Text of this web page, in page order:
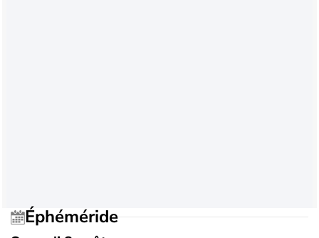
Éphéméride